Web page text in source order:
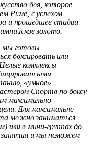
боя, которое
Риме, с успехом
и прошедшее стадии
золото.
мы готовы
боксировать или
комплексы
«умное»
Спорта по боксу
максимально
Для максимально
можно заниматься
или в мини-группах до
занятия и мы поможем